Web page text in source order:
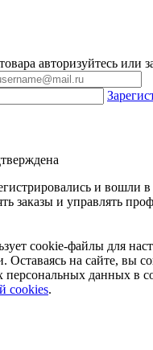
авторизуйтесь или
и вошли
заказы и управлять
cookie-файлы для
Оставаясь на сайте, вы
персональных данных в
cookies.